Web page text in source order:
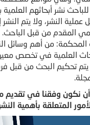
نشر أبحاثهم
عملية النشر، ولا يتم النشر
المقدم من قبل الباحث.
المحكمة: من أهم وسائل
العلمية في تخصص
تحكيم البحث من قبل
نكون وفقنا في تقديم
المتعلقة بأهمية